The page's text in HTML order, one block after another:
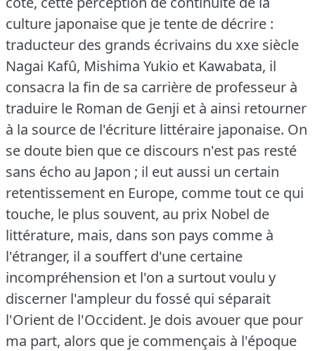
culture japonaise que je tente de décrire :
traducteur des grands écrivains du xxe siècle
Nagai Kafû, Mishima Yukio et Kawabata, il
consacra la fin de sa carrière de professeur à
traduire le Roman de Genji et à ainsi retourner
à la source de l'écriture littéraire japonaise. On
se doute bien que ce discours n'est pas resté
sans écho au Japon ; il eut aussi un certain
retentissement en Europe, comme tout ce qui
touche, le plus souvent, au prix Nobel de
littérature, mais, dans son pays comme à
l'étranger, il a souffert d'une certaine
incompréhension et l'on a surtout voulu y
discerner l'ampleur du fossé qui séparait
l'Orient de l'Occident. Je dois avouer que pour
ma part, alors que je commençais à l'époque